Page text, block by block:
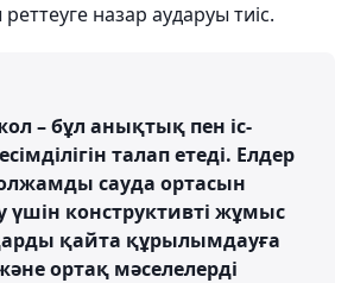
назар аударуы тиіс.
– бұл анықтық пен іс-
талап етеді. Елдер
сауда ортасын
үшін конструктивті жұмыс
қайта құрылымдауға
ортақ мәселелерді